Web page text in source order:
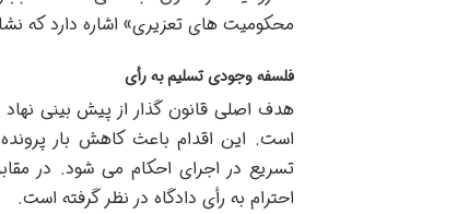
محکومیت های تعزیری» اشاره دارد که
فلسفه وجودی تسلیم به رأی
هدف اصلی قانون گذار از پیش بینی
است. این اقدام باعث کاهش بار
تسریع در اجرای احکام می شود. در
احترام به رأی دادگاه در نظر گرفته است.